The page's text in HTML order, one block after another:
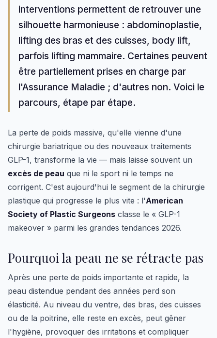
interventions permettent de retrouver une
silhouette harmonieuse : abdominoplastie,
lifting des bras et des cuisses, body lift,
parfois lifting mammaire. Certaines peuvent
être partiellement prises en charge par
l'Assurance Maladie ; d'autres non. Voici le
parcours, étape par étape.
La perte de poids massive, qu'elle vienne d'une
chirurgie bariatrique ou des nouveaux traitements
GLP-1, transforme la vie — mais laisse souvent un
excès de peau que ni le sport ni le temps ne
corrigent. C'est aujourd'hui le segment de la chirurgie
plastique qui progresse le plus vite : l'American
Society of Plastic Surgeons classe le « GLP-1
makeover » parmi les grandes tendances 2026.
Pourquoi la peau ne se rétracte pas
Après une perte de poids importante et rapide, la
peau distendue pendant des années perd son
élasticité. Au niveau du ventre, des bras, des cuisses
ou de la poitrine, elle reste en excès, peut gêner
l'hygiène, provoquer des irritations et compliquer